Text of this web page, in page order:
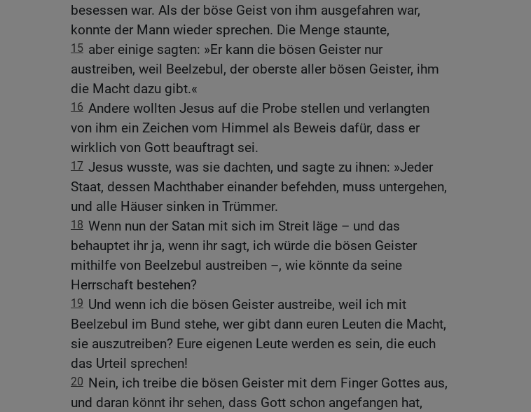
besessen war. Als der böse Geist von ihm ausgefahren war,
konnte der Mann wieder sprechen. Die Menge staunte,
15 aber einige sagten: »Er kann die bösen Geister nur
austreiben, weil Beelzebul, der oberste aller bösen Geister, ihm
die Macht dazu gibt.«
16 Andere wollten Jesus auf die Probe stellen und verlangten
von ihm ein Zeichen vom Himmel als Beweis dafür, dass er
wirklich von Gott beauftragt sei.
17 Jesus wusste, was sie dachten, und sagte zu ihnen: »Jeder
Staat, dessen Machthaber einander befehden, muss untergehen,
und alle Häuser sinken in Trümmer.
18 Wenn nun der Satan mit sich im Streit läge – und das
behauptet ihr ja, wenn ihr sagt, ich würde die bösen Geister
mithilfe von Beelzebul austreiben –, wie könnte da seine
Herrschaft bestehen?
19 Und wenn ich die bösen Geister austreibe, weil ich mit
Beelzebul im Bund stehe, wer gibt dann euren Leuten die Macht,
sie auszutreiben? Eure eigenen Leute werden es sein, die euch
das Urteil sprechen!
20 Nein, ich treibe die bösen Geister mit dem Finger Gottes aus,
und daran könnt ihr sehen, dass Gott schon angefangen hat,